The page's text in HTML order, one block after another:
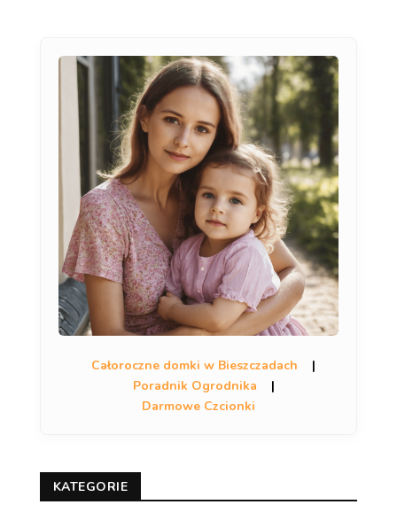
Całoroczne domki w Bieszczadach
|
Poradnik Ogrodnika
|
Darmowe Czcionki
KATEGORIE